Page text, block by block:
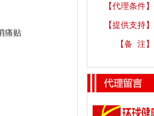
痛贴
【代理条件】
【提供支持】
【备 注】